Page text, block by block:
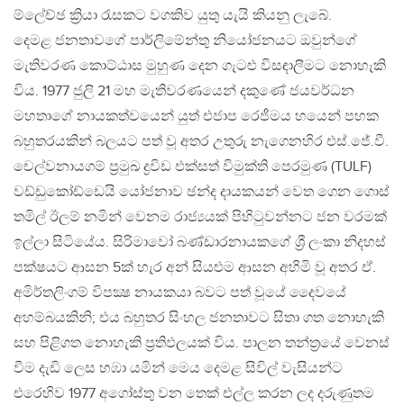
ම්ලේච්ඡ ක්‍රියා රැසකට වගකිව යුතු යැයි කියනු ලැබේ.
දෙමළ ජනතාවගේ පාර්ලිමේන්තු නියෝජනයට ඔවුන්ගේ
මැතිවරණ කොට්ඨාස මුහුණ දෙන ගැට‍ළු විසඳාලීමට නොහැකි
විය. 1977 ජුලි 21 මහ මැතිවරණයෙන් දකුණේ ජයවර්ධන
මහතාගේ නායකත්වයෙන් යුත් එජාප රෙජීමය හයෙන් පහක
බහුතරයකින් බලයට පත් වූ අතර උතුරු නැගෙනහිර එස්.ජේ.වී.
චෙල්වනායගම් ප්‍රමුඛ ද්‍රවිඩ එක්සත් විමුක්ති පෙරමුණ (TULF)
වඩ්ඩුකෝඩ්ඩෙයි යෝජනාව ඡන්ද දායකයන් වෙත ගෙන ගොස්
තමිල් ඊලම් නමින් වෙනම රාජ්‍යයක් පිහිටුවන්නට ජන වරමක්
ඉල්ලා සිටියේය. සිරිමාවෝ බණ්ඩාරනායකගේ ශ්‍රී ලංකා නිදහස්‌
පක්ෂයට ආසන 5ක්‌ හැර අන් සියළුම ආසන අහිමි වූ අතර ඒ.
අමිර්තලිංගම් විපක්‍ෂ නායකයා බවට පත් වූයේ දෛවයේ
අහම්බයකිනි; එය බහුතර සිංහල ජනතාවට සිතා ගත නොහැකි
සහ පිළිගත නොහැකි ප්‍රතිඵලයක් විය. පාලන තන්ත්‍රයේ වෙනස්
වීම දැඩි ලෙස හඹා යමින් මෙය දෙමළ සිවිල් වැසියන්ට
එරෙහිව 1977 අගෝස්තු වන තෙක් එල්ල කරන ලද දරුණුතම